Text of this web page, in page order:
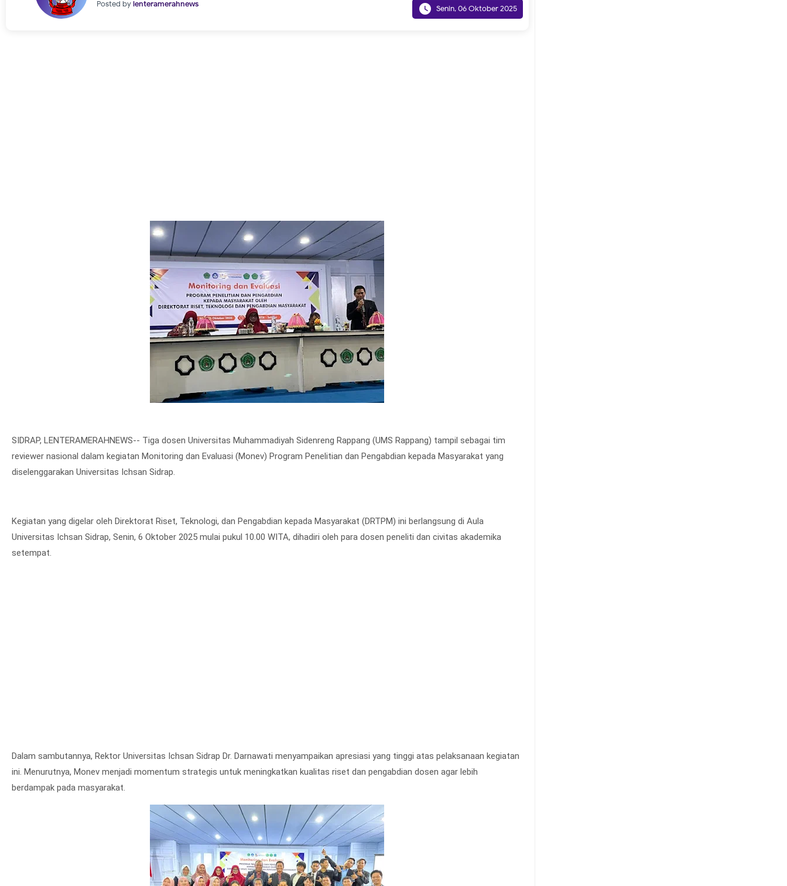
Posted bylenteramerahnews  Senin, 06 Oktober 2025
SIDRAP, LENTERAMERAHNEWS-- Tiga dosen Universitas Muhammadiyah Sidenreng Rappang (UMS Rappang) tampil sebagai tim
reviewer nasional dalam kegiatan Monitoring dan Evaluasi (Monev) Program Penelitian dan Pengabdian kepada Masyarakat yang
diselenggarakan Universitas Ichsan Sidrap.
Kegiatan yang digelar oleh Direktorat Riset, Teknologi, dan Pengabdian kepada Masyarakat (DRTPM) ini berlangsung di Aula
Universitas Ichsan Sidrap, Senin, 6 Oktober 2025 mulai pukul 10.00 WITA, dihadiri oleh para dosen peneliti dan civitas akademika
setempat.
Dalam sambutannya, Rektor Universitas Ichsan Sidrap Dr. Darnawati menyampaikan apresiasi yang tinggi atas pelaksanaan kegiatan
ini. Menurutnya, Monev menjadi momentum strategis untuk meningkatkan kualitas riset dan pengabdian dosen agar lebih
berdampak pada masyarakat.